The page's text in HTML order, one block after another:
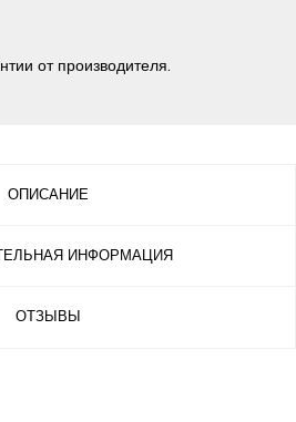
от производителя.
ОПИСАНИЕ
ИНФОРМАЦИЯ
ОТЗЫВЫ